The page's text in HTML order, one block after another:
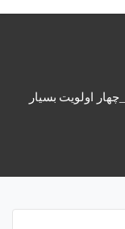
اولویت بسیار